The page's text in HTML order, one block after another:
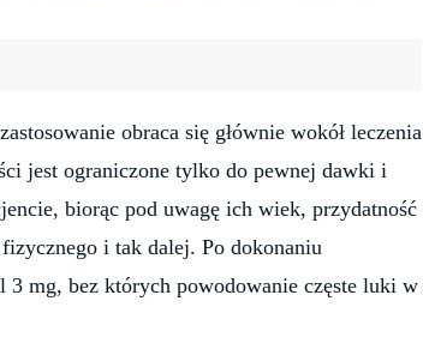
obraca się głównie wokół leczenia
jest ograniczone tylko do pewnej dawki i
biorąc pod uwagę ich wiek, przydatność
i tak dalej. Po dokonaniu
3 mg, bez których powodowanie częste luki w